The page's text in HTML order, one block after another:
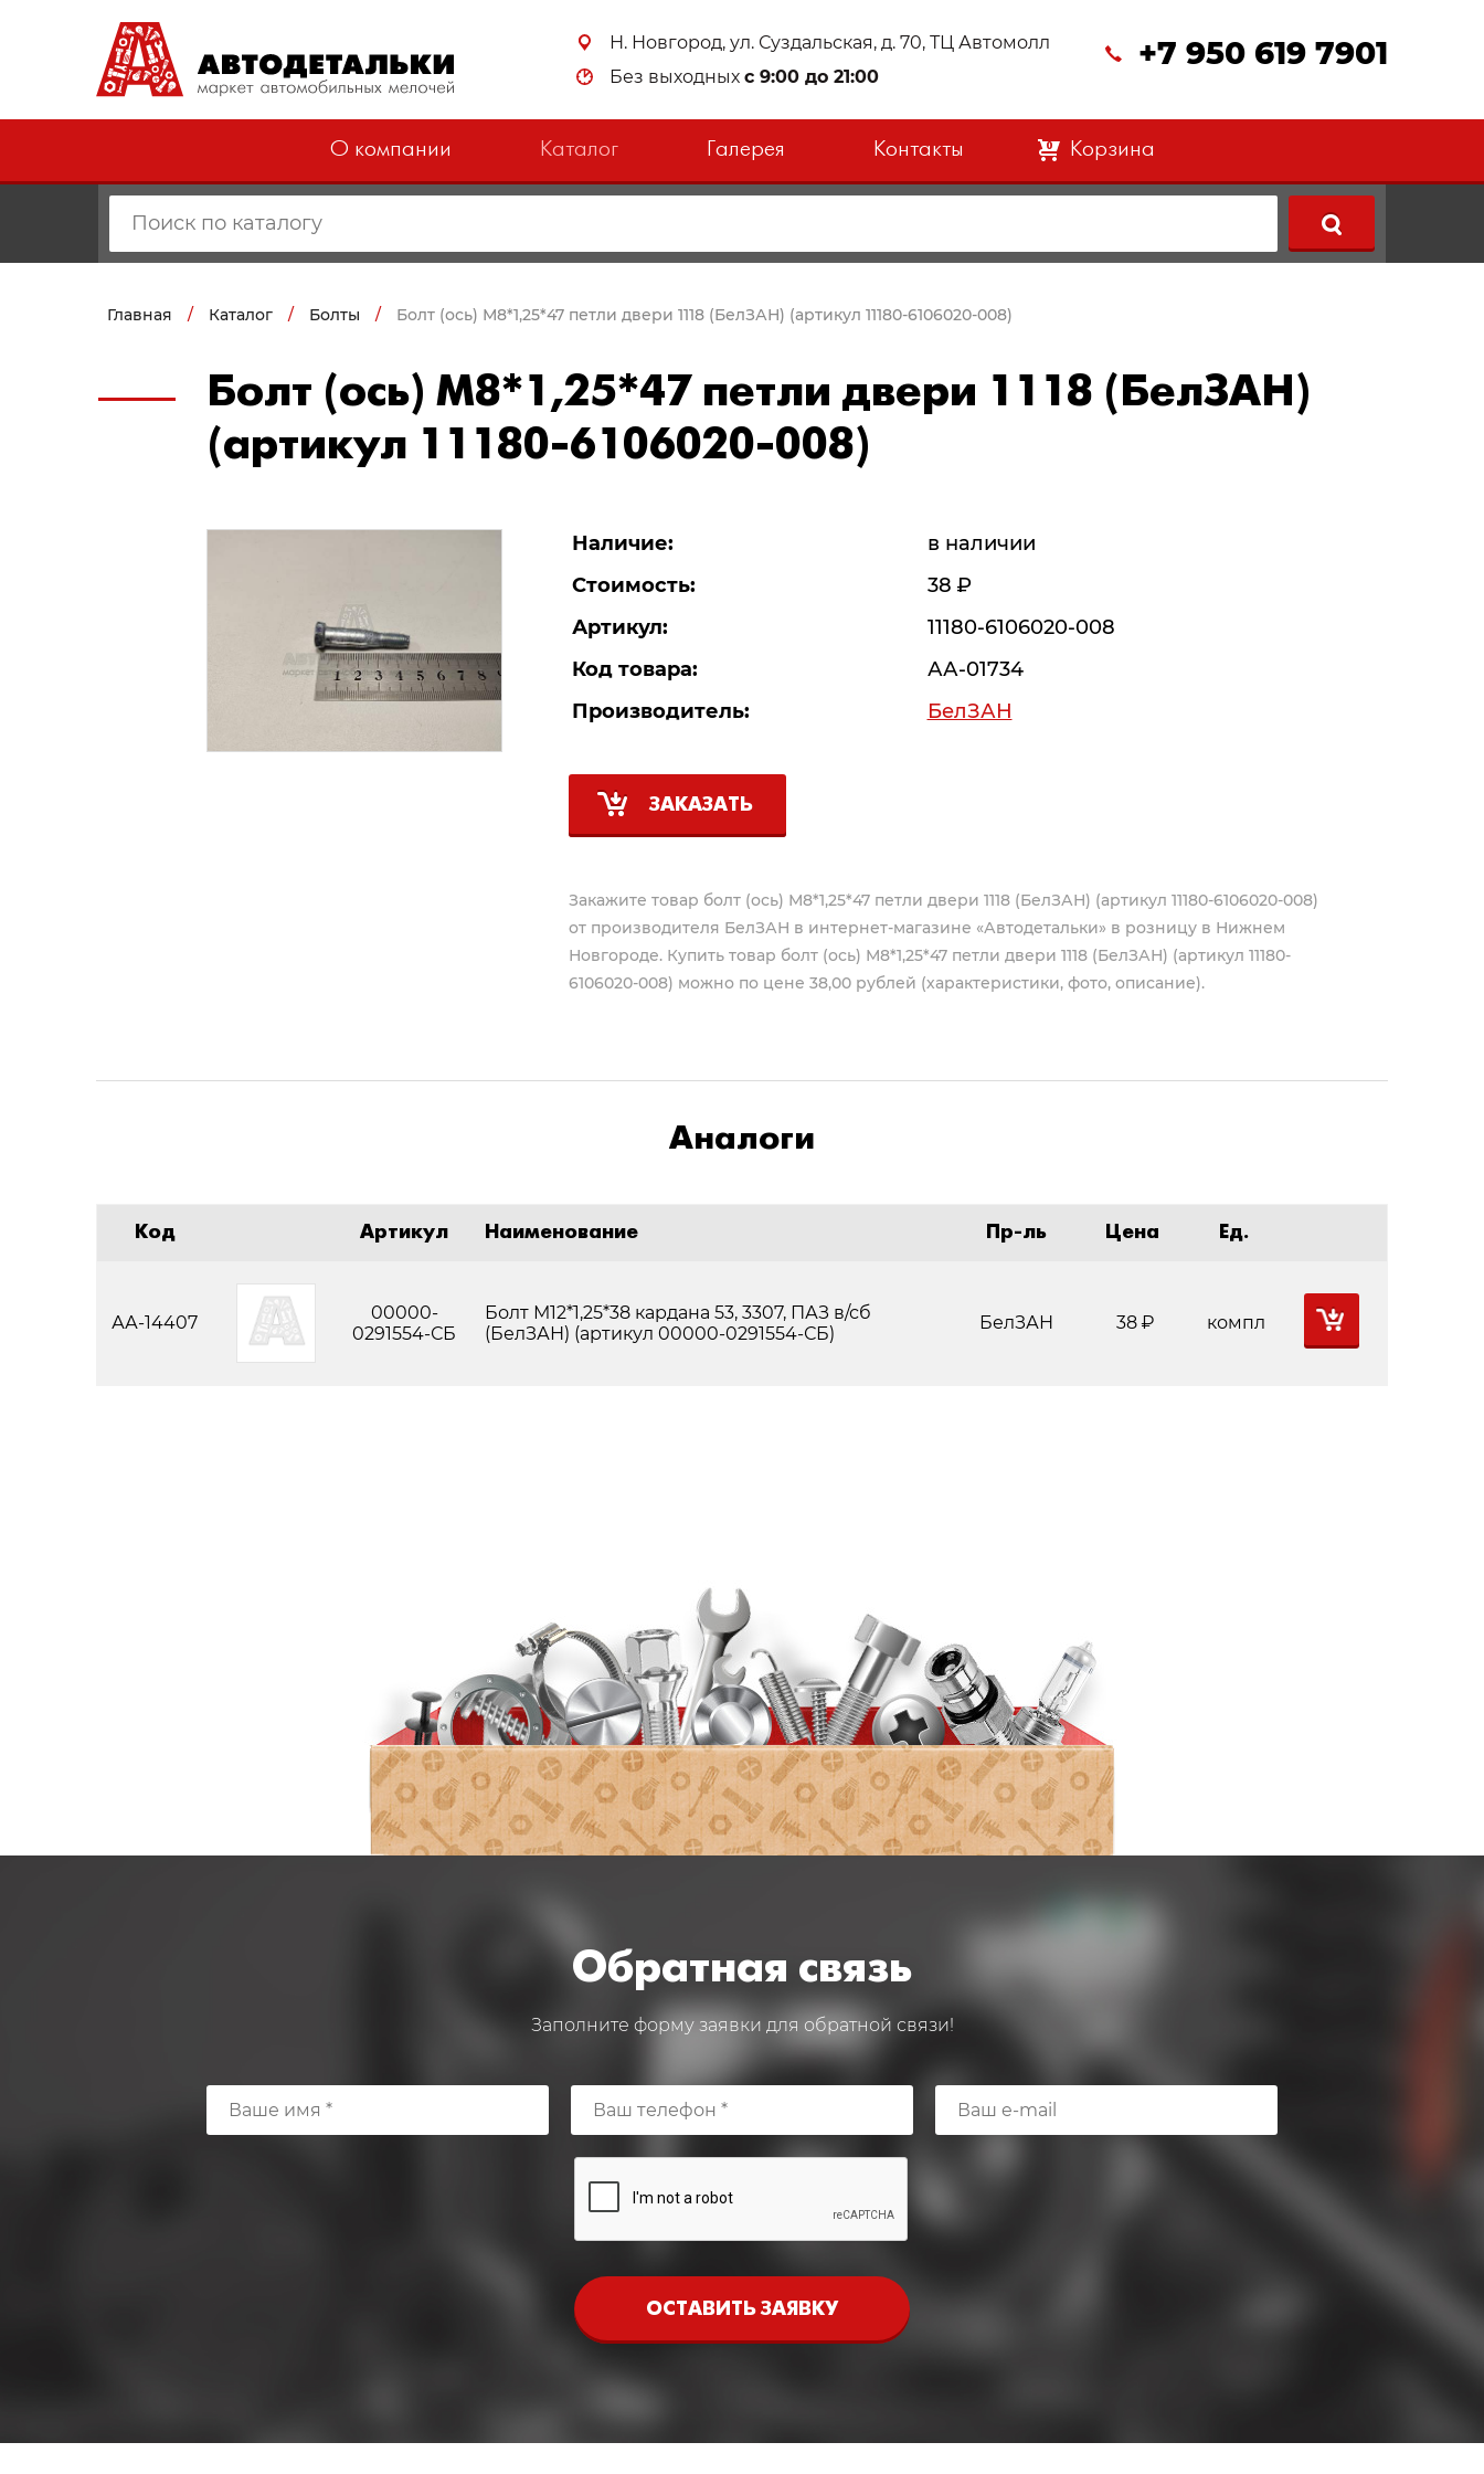
Н. Новгород, ул. Суздальская, д. 70, ТЦ Автомолл
Без выходных с 9:00 до 21:00
+7 950 619 7901
О компании Каталог Галерея Контакты 0 Корзина
Главная / Каталог / Болты / Болт (ось) М8*1,25*47 петли двери 1118 (БелЗАН) (артикул 11180-6106020-008)
Болт (ось) М8*1,25*47 петли двери 1118 (БелЗАН)
(артикул 11180-6106020-008)
Наличие:
в наличии
Стоимость:
38 Р
Артикул:
11180-6106020-008
Код товара:
АА-01734
Производитель:
БелЗАН
ЗАКАЗАТЬ
Закажите товар болт (ось) М8*1,25*47 петли двери 1118 (БелЗАН) (артикул 11180-6106020-008)
от производителя БелЗАН в интернет-магазине «Автодетальки» в розницу в Нижнем
Новгороде. Купить товар болт (ось) М8*1,25*47 петли двери 1118 (БелЗАН) (артикул 11180-
6106020-008) можно по цене 38,00 рублей (характеристики, фото, описание).
Аналоги
Код Артикул Наименование Пр-ль Цена Ед.
АА-14407
00000-
0291554-СБ
Болт М12*1,25*38 кардана 53, 3307, ПАЗ в/сб
(БелЗАН) (артикул 00000-0291554-СБ)
БелЗАН 38Р компл
Обратная связь
Заполните форму заявки для обратной связи!
ОСТАВИТЬ ЗАЯВКУ